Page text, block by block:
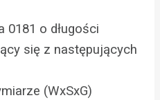
0181 o długości
się z następujących
(WxSxG)